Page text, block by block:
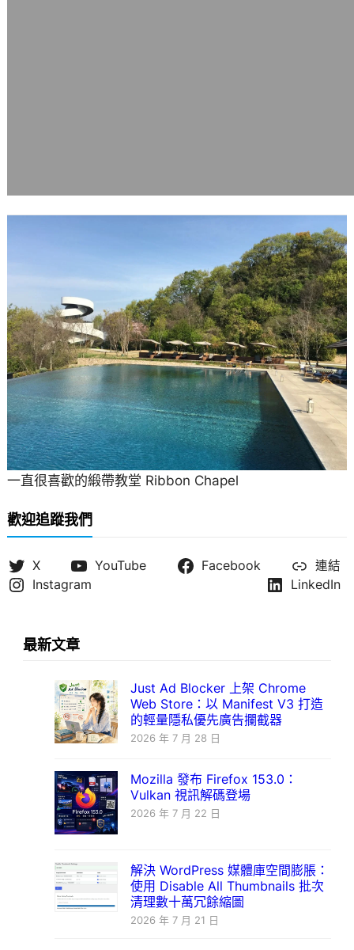
一直很喜歡的緞帶教堂 Ribbon Chapel
歡迎追蹤我們
X YouTube Facebook
連結
Instagram
LinkedIn
最新文章
Just Ad Blocker 上架 Chrome
Web Store：以 Manifest V3 打造
的輕量隱私優先廣告攔截器
2026 年 7 月 28 日
Mozilla 發布 Firefox 153.0：
Vulkan 視訊解碼登場
2026 年 7 月 22 日
解決 WordPress 媒體庫空間膨脹：
使用 Disable All Thumbnails 批次
清理數十萬冗餘縮圖
2026 年 7 月 21 日